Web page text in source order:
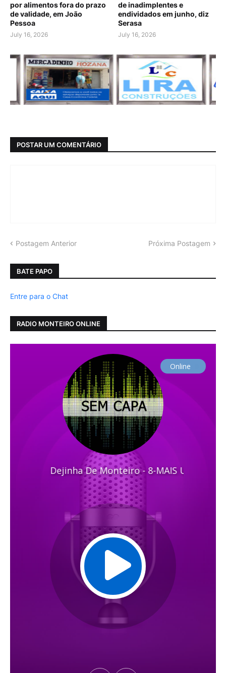
por alimentos fora do prazo
de validade, em João
Pessoa
July 16, 2026
de inadimplentes e
endividados em junho, diz
Serasa
July 16, 2026
POSTAR UM COMENTÁRIO
Postagem Anterior Próxima Postagem
BATE PAPO
Entre para o Chat
RADIO MONTEIRO ONLINE